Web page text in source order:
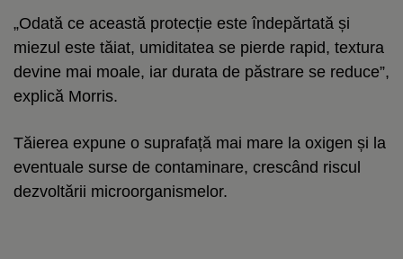
„Odată ce această protecție este îndepărtată și
miezul este tăiat, umiditatea se pierde rapid, textura
devine mai moale, iar durata de păstrare se reduce”,
explică Morris.
Tăierea expune o suprafață mai mare la oxigen și la
eventuale surse de contaminare, crescând riscul
dezvoltării microorganismelor.